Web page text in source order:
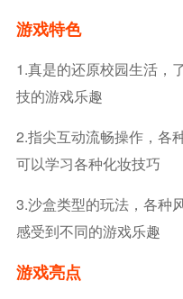
游戏特色
1.真是的还原校园生活，
技的游戏乐趣
2.指尖互动流畅操作，各
可以学习各种化妆技巧
3.沙盒类型的玩法，各种
感受到不同的游戏乐趣
游戏亮点